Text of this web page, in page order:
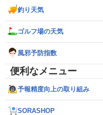
釣り天気
ゴルフ場の天気
風邪予防指数
便利なメニュー
予報精度向上の取り組み
SORASHOP